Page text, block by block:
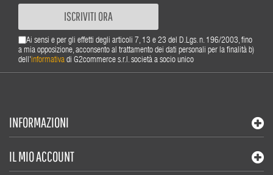
ISCRIVITI ORA
Ai sensi e per gli effetti degli articoli 7, 13 e 23 del D.Lgs. n. 196/2003, fino
a mia opposizione, acconsento al trattamento dei dati personali per la finalità b)
dell'informativa di G2commerce s.r.l. società a socio unico
INFORMAZIONI
IL MIO ACCOUNT